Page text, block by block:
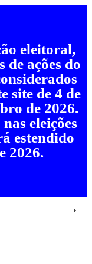
eleitoral,
de ações do
site de 4 de
de 2026.
eleições
estendido
2026.